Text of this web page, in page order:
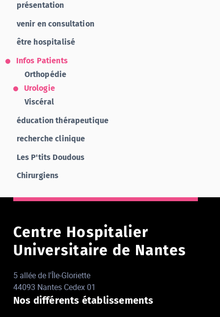
présentation
venir en consultation
être hospitalisé
Infos Patients
Orthopédie
Urologie
Viscéral
éducation thérapeutique
recherche clinique
Les P'tits Doudous
Chirurgiens
Centre Hospitalier
Universitaire de Nantes
5 allée de l'Île-Gloriette
44093 Nantes Cedex 01
Nos différents établissements